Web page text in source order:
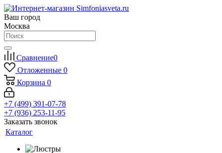
Ваш город
Москва
Сравнение0
Отложенные 0
Корзина 0
+7 (499) 391-07-78
+7 (936) 253-11-95
Заказать звонок
Каталог